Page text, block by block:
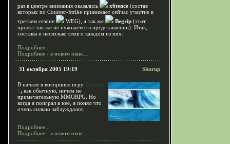
раз в центре внимания оказались
x6tence (состав
которых по Counter-Strike принимает сейчас участие в
третьем сезоне
WEG), а так же Begrip (этот
проект так же не нужнается в представлении). Итак,
составы и несколько слов о каждом из них:
Подробнее...
Подробнее - в новом окне...
31 октября 2005 19:19 Shurup
В начале я воспринял игру Lineage
ll, как обычную, ничем не
примечательную MMORPG. Но
когда я поиграл в неё, я понял что
очень сильно заблуждался.
Подробнее...
Подробнее - в новом окне...